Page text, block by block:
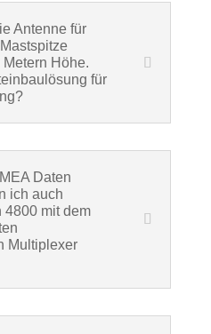
Antenne für
Höhe.
für
Daten
ich auch
4800 mit dem
Multiplexer